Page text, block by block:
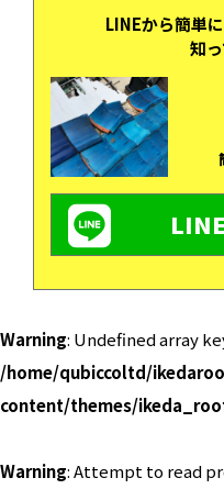
LINEから簡単に
知
Warning: Undefined array
/home/qubiccoltd/
content/themes/
Warning: Attempt to read